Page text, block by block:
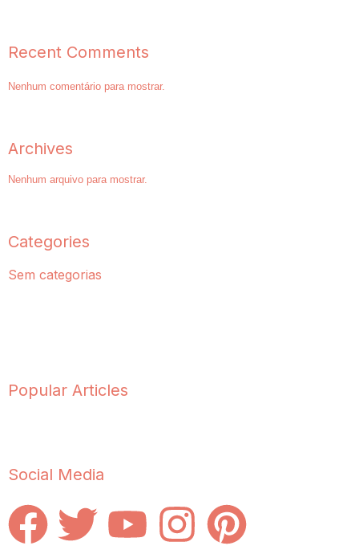
Recent Comments
Nenhum comentário para mostrar.
Archives
Nenhum arquivo para mostrar.
Categories
Sem categorias
Popular Articles
Social Media